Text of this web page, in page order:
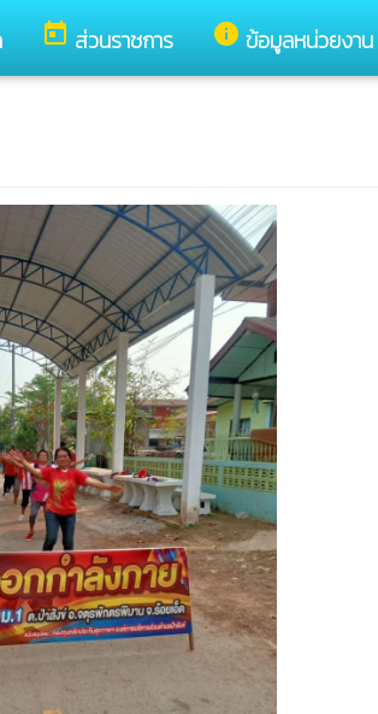
today ส่วนราชการ info ข้อมูลหน่วยงาน